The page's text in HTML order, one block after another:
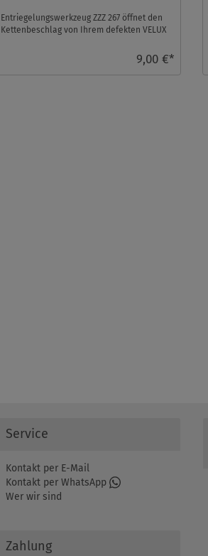
Entriegelungswerkzeug ZZZ 267 öffnet den
Kettenbeschlag von Ihrem defekten VELUX
9,00 €*
Service
Kontakt per E-Mail
Kontakt per WhatsApp
Wer wir sind
Zahlung